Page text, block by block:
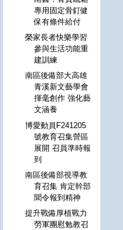
專用固定骨釘健
保有條件給付
榮家長者快樂學習
參與生活功能重
建訓練
南區後備部大高雄
青溪新文藝學會
揮毫創作 強化藝
文涵養
博愛動員F241205
號教育召集營區
展開 召員準時報
到
南區後備部視導教
育召集 肯定幹部
聞令報到精神
提升戰備厚植戰力
勞軍團慰勉教召